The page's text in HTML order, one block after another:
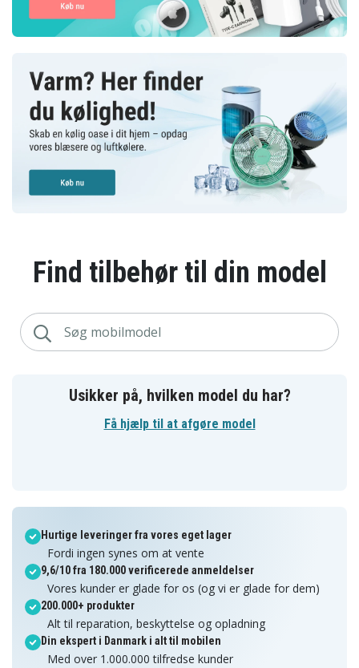
Find tilbehør til din model
Usikker på, hvilken model du har?
Få hjælp til at afgøre model
Hurtige leveringer fra vores eget lager
Fordi ingen synes om at vente
9,6/10 fra 180.000 verificerede anmeldelser
Vores kunder er glade for os (og vi er glade for dem)
200.000+ produkter
Alt til reparation, beskyttelse og opladning
Din ekspert i Danmark i alt til mobilen
Med over 1.000.000 tilfredse kunder